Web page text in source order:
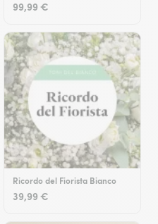
99,99 €
Ricordo del Fiorista Bianco
39,99 €